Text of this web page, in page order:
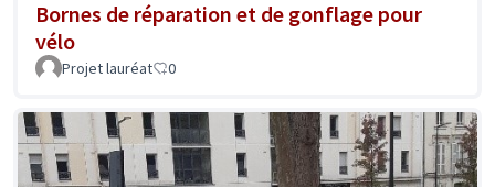
Bornes de réparation et de gonflage pour
vélo
Projet lauréat 0